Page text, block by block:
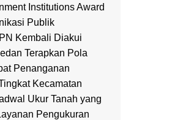
Institutions Award
Publik
Kembali Diakui
Terapkan Pola
Penanganan
Kecamatan
Ukur Tanah yang
Pengukuran